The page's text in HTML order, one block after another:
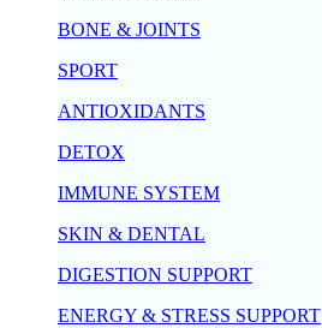
BONE & JOINTS
SPORT
ANTIOXIDANTS
DETOX
IMMUNE SYSTEM
SKIN & DENTAL
DIGESTION SUPPORT
ENERGY & STRESS SUPPORT